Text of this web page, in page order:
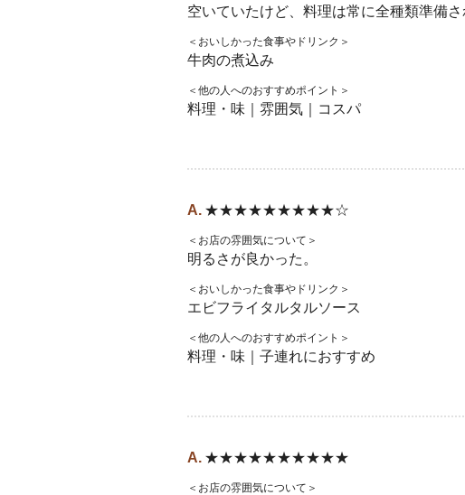
空いていたけど、料理は常に全種類準備
＜おいしかった食事やドリンク＞
牛肉の煮込み
＜他の人へのおすすめポイント＞
料理・味｜雰囲気｜コスパ
★★★★★★★★★☆
＜お店の雰囲気について＞
明るさが良かった。
＜おいしかった食事やドリンク＞
エビフライタルタルソース
＜他の人へのおすすめポイント＞
料理・味｜子連れにおすすめ
★★★★★★★★★★
＜お店の雰囲気について＞